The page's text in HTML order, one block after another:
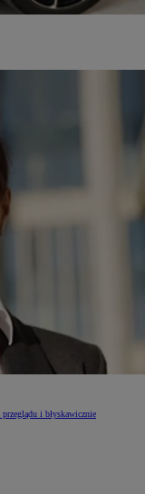
i błyskawicznie